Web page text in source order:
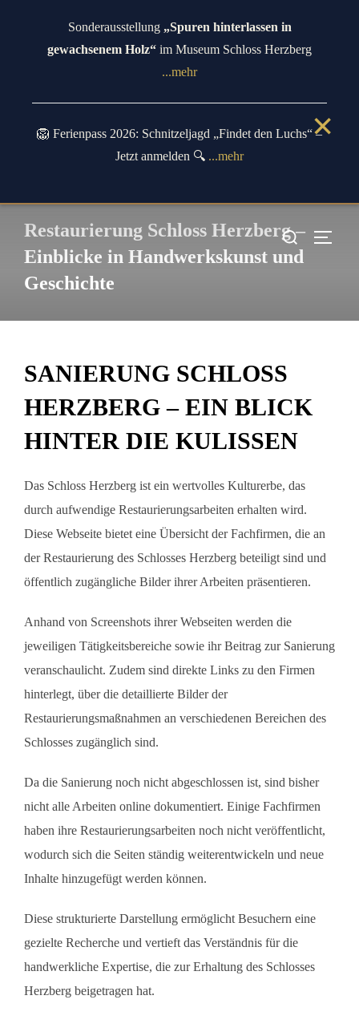
Sonderausstellung „Spuren hinterlassen in
gewachsenem Holz“ im Museum Schloss Herzberg
...mehr
🦁 Ferienpass 2026: Schnitzeljagd „Findet den Luchs“ –
Jetzt anmelden 🔍 ...mehr
✕
Suchen
nach:
Restaurierung Schloss Herzberg –
Einblicke in Handwerkskunst und
Geschichte
SANIERUNG SCHLOSS
HERZBERG – EIN BLICK
HINTER DIE KULISSEN
Das Schloss Herzberg ist ein wertvolles Kulturerbe, das
durch aufwendige Restaurierungsarbeiten erhalten wird.
Diese Webseite bietet eine Übersicht der Fachfirmen, die an
der Restaurierung des Schlosses Herzberg beteiligt sind und
öffentlich zugängliche Bilder ihrer Arbeiten präsentieren.
Anhand von Screenshots ihrer Webseiten werden die
jeweiligen Tätigkeitsbereiche sowie ihr Beitrag zur Sanierung
veranschaulicht. Zudem sind direkte Links zu den Firmen
hinterlegt, über die detaillierte Bilder der
Restaurierungsmaßnahmen an verschiedenen Bereichen des
Schlosses zugänglich sind.
Da die Sanierung noch nicht abgeschlossen ist, sind bisher
nicht alle Arbeiten online dokumentiert. Einige Fachfirmen
haben ihre Restaurierungsarbeiten noch nicht veröffentlicht,
wodurch sich die Seiten ständig weiterentwickeln und neue
Inhalte hinzugefügt werden können.
Diese strukturierte Darstellung ermöglicht Besuchern eine
gezielte Recherche und vertieft das Verständnis für die
handwerkliche Expertise, die zur Erhaltung des Schlosses
Herzberg beigetragen hat.